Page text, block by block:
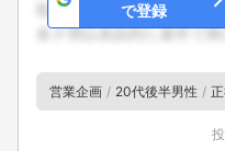
で登録
営業企画 20代後半男性